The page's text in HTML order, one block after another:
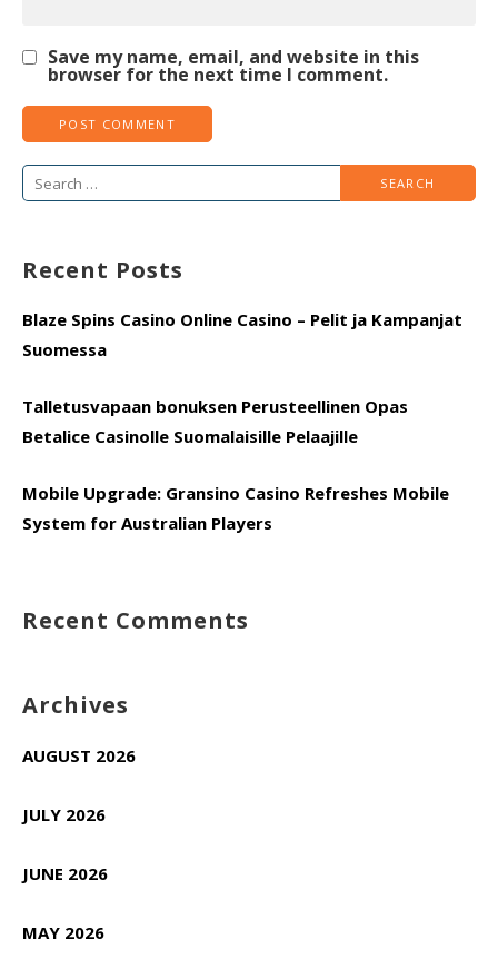
Save my name, email, and website in this
browser for the next time I comment.
Search
Recent Posts
Blaze Spins Casino Online Casino – Pelit ja Kampanjat
Suomessa
Talletusvapaan bonuksen Perusteellinen Opas
Betalice Casinolle Suomalaisille Pelaajille
Mobile Upgrade: Gransino Casino Refreshes Mobile
System for Australian Players
Recent Comments
Archives
AUGUST 2026
JULY 2026
JUNE 2026
MAY 2026